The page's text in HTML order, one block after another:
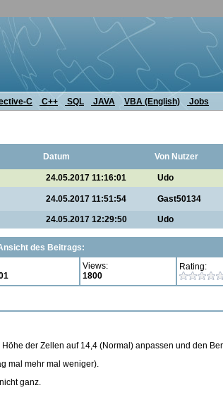
C C++ SQL JAVA VBA (English) Jobs
Datum Von Nutzer
24.05.2017 11:16:01 Udo
24.05.2017 11:51:54 Gast50134
24.05.2017 12:29:50 Udo
des Beitrags:
Views:
1800
Rating:
der Zellen auf 14,4 (Normal) anpassen und den
mal mehr mal weniger).
ganz.